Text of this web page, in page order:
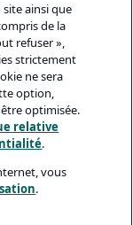
ainsi que
de la
refuser »,
strictement
ne sera
option,
optimisée.
relative
.
vous
.